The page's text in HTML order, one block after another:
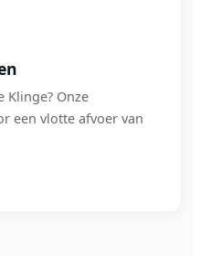
Klinge? Onze
een vlotte afvoer van